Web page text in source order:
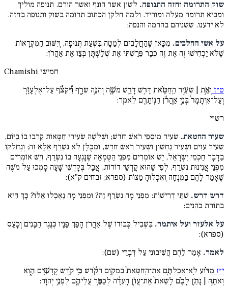
שוק התרומה וחזה התנופה. לשון אשר הונף ואשר הורם. תנופה מוליך
ומביא תרומה מעלה ומוריד. ולמה חלקן הכתוב תרומה בשוק ותנופה בחזה.
לא ידענו. ששניהם בהרמה והנפה:
על אשי החלבים. מִכָּאן שֶׁהַחֲלָבִים לְמַטָּה בִּשְׁעַת תְּנוּפָה, וְיִשּׁוּב הַמִּקְרָאוֹת
שֶׁלֹּא יַכְחִישׁוּ זֶה אֶת זֶה כְּבָר פֵּרַשְׁתִּי אֶת שְׁלָשְׁתָּן בְּצַו אֶת אַהֲרֹן:
Chamishi חמישי
ט״ז וְאֵ֣ת | שְׂעִ֣יר הַֽחַטָּ֗את דָּר֥שׁ דָּרַ֛שׁ משֶׁ֖ה וְהִנֵּ֣ה שׂרָ֑ף וַ֠יִּקְצֹ֠ף עַל־אֶלְעָזָ֤ר
וְעַל־אִֽיתָמָר֙ בְּנֵ֣י אַֽהֲרֹ֔ן הַנּֽוֹתָרִ֖ם לֵאמֹֽר:
רש״י
שעיר החטאת. שְׂעִיר מוּסְפֵי רֹאשׁ חֹדֶשׁ; וּשְׁלֹשָׁה שְׂעִירֵי חַטָּאוֹת קָרְבוּ בוֹ בַיּוֹם,
שְׂעִיר עִזִּים וּשְׂעִיר נַחְשׁוֹן וּשְׂעִיר רֹאשׁ חֹדֶשׁ, וּמִכֻּלָּן לֹא נִשְׂרַף אֶלָּא זֶה; וְנֶחְלְקוּ
בַדָּבָר חַכְמֵי יִשְֹרָאֵל, יֵשׁ אוֹמְרִים מִפְּנֵי הַטֻּמְאָה שֶׁנָּגְעָה בוֹ נִשְׂרַף, וְיֵשׁ אוֹמְרִים
מִפְּנֵי אֲנִינוּת נִשְׂרַף, לְפִי שֶׁהוּא קָדְשֵׁי דוֹרוֹת, אֲבָל בְּקָדְשֵׁי שָׁעָה סָמְכוּ עַל מֹשֶׁה
שֶׁאָמַר לָהֶם בַּמִּנְחָה וְאִכְלוּהָ מַצּוֹת (ספרא; זבחים ק"א):
דרש דרש. שְׁתֵּי דְרִישׁוֹת: מִפְּנֵי מָה נִשְׂרַף זֶה? וּמִפְּנֵי מָה נֶאֶכְלוּ אֵלּוּ? כָּךְ הִיא
בְּתוֹרַת כֹּהֲנִים:
על אלעזר ועל איתמר. בִּשְׁבִיל כְּבוֹדוֹ שֶׁל אַהֲרֹן הָפַךְ פָּנָיו כְּנֶגֶד הַבָּנִים וְכָעַס
(ספרא):
לאמר. אָמַר לָהֶם הֲשִׁיבוּנִי עַל דְּבָרַי (שם):
י״ז מַדּ֗וּעַ לֹֽא־אֲכַלְתֶּ֤ם אֶת־הַֽחַטָּאת֙ בִּמְק֣וֹם הַקֹּ֔דֶשׁ כִּ֛י קֹ֥דֶשׁ קָֽדָשִׁ֖ים הִ֑וא
וְאֹתָ֣הּ | נָתַ֣ן לָכֶ֗ם לָשֵׂאת֙ אֶת־עֲוֹ֣ן הָֽעֵדָ֔ה לְכַפֵּ֥ר עֲלֵיהֶ֖ם לִפְנֵ֥י יְהֹוָֽה: